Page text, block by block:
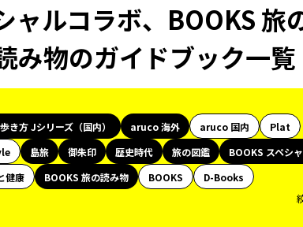
ャルコラボ、BOOKS 旅
み物のガイドブック一覧
き方 Jシリーズ（国内） aruco 海外 aruco 国内
Plat
島旅 御朱印 歴史時代 旅の図鑑
BOOKS スペシ
健康 BOOKS 旅の読み物 BOOKS
D-Books